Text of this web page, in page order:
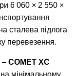
6 060 × 2 550 ×
сталева підлога
перевезення.
– COMET XC
на мінімальному